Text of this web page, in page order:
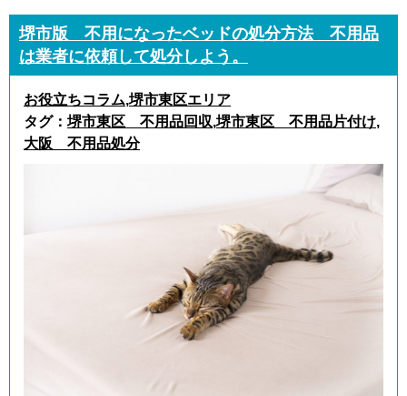
堺市版 不用になったベッドの処分方法 不用品
は業者に依頼して処分しよう。
お役立ちコラム,堺市東区エリア
タグ： 堺市東区 不用品回収,堺市東区 不用品片付け,
大阪 不用品処分